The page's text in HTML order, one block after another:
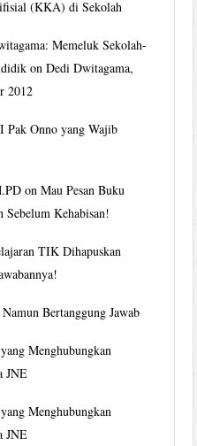
(KKA) di Sekolah
Memeluk Sekolah-
onDedi Dwitagama,
2012
Pak Onno yang Wajib
onMau Pesan Buku
Sebelum Kehabisan!
TIK Dihapuskan
Bertanggung Jawab
Menghubungkan
JNE
Menghubungkan
JNE